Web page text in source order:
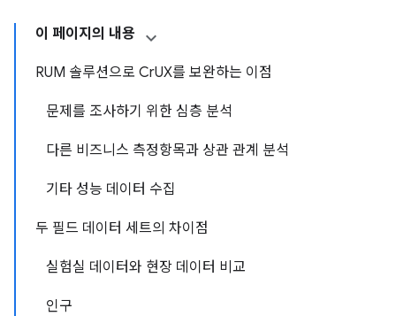
이 페이지의 내용
RUM 솔루션으로 CrUX를 보완하는 이점
문제를 조사하기 위한 심층 분석
다른 비즈니스 측정항목과 상관 관계 분석
기타 성능 데이터 수집
두 필드 데이터 세트의 차이점
실험실 데이터와 현장 데이터 비교
인구